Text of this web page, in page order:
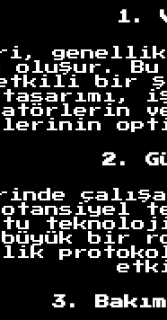
1.
oluşur.
etkili bir
2.
bir
3.